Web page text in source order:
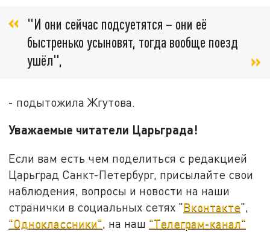
"И они сейчас подсуетятся – они её
быстренько усыновят, тогда вообще поезд
ушёл",
- подытожила Жгутова.
Уважаемые читатели Царьграда!
Если вам есть чем поделиться с редакцией
Царьград Санкт-Петербург, присылайте свои
наблюдения, вопросы и новости на наши
странички в социальных сетях "Вконтакте",
"Одноклассники", на наш "Телеграм-канал"